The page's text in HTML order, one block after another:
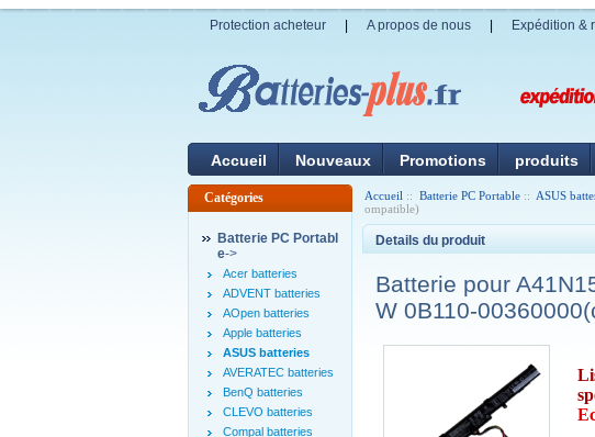
Protection acheteur A propos de nous Expédition &
Accueil Nouveaux Promotions produits
Catégories
Batterie PC Portabl
e->
Acer batteries
ADVENT batteries
AOpen batteries
Apple batteries
ASUS batteries
AVERATEC batteries
BenQ batteries
CLEVO batteries
Compal batteries
Accueil :: Batterie PC Portable :: ASUS
ompatible)
Details du produit
Batterie pour
W 0B110-